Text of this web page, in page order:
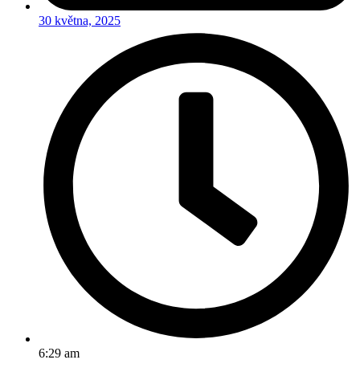
30 května, 2025
6:29 am